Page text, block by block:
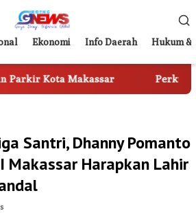
Ekonomi Info Daerah Hukum &
Perkuat Digitalisasi
Santri, Dhanny Pomanto
Makassar Harapkan Lahir